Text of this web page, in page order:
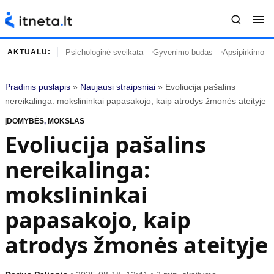
Turinys
Naujausi straipsniai
Gyvenimas
Mada
Mokslas
Namai ir interjeras
Temos
Kulinarija
Gyvenimo būdas
Tėvai ir vaikai
Populiaru Informacija
AKTUALU: Psichologinė sveikata Gyvenimo būdas Apsipirkimo
Pradinis puslapis » Naujausi straipsniai » Evoliucija pašalins
nereikalinga: mokslininkai papasakojo, kaip atrodys žmonės ateityje
ĮDOMYBĖS, MOKSLAS
Evoliucija pašalins
nereikalinga:
mokslininkai
papasakojo, kaip
atrodys žmonės ateityje